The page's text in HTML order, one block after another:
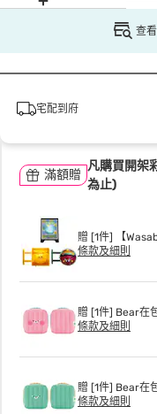
查
宅配到府
滿額贈
凡購買開架
為止)
贈 [1件] 【
條款及細則
贈 [1件] Bear在
條款及細則
贈 [1件] Bear在
條款及細則